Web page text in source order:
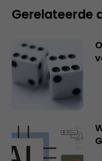
Gerelateerde